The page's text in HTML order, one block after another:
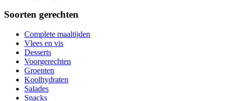
Soorten gerechten
Complete maaltijden
Vlees en vis
Desserts
Voorgerechten
Groenten
Koolhydraten
Salades
Snacks